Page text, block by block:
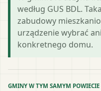
według GUS BDL.
zabudowy
urządzenie wybrać
konkretnego domu.
GMINY W TYM SAMYM POWIECIE